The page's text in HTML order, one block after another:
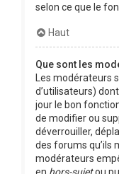
selon ce que le
Haut
Que sont les
Les modérateurs
d’utilisateurs)
jour le bon
de modifier ou
déverrouiller,
des forums qu’ils
modérateurs
en hors-sujetou